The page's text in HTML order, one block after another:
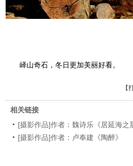
峄山奇石，冬日更加美丽好看。
【
相关链接
[摄影作品]作者：魏诗乐《居延海之
[摄影作品]作者：卢奉建《陶醉》